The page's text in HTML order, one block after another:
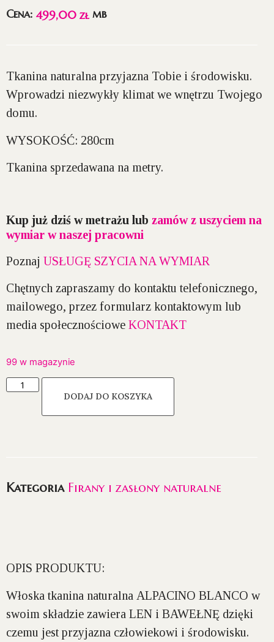
Cena: 499,00 zł mb
Tkanina naturalna przyjazna Tobie i środowisku.
Wprowadzi niezwykły klimat we wnętrzu Twojego
domu.
WYSOKOŚĆ: 280cm
Tkanina sprzedawana na metry.
Kup już dziś w metrażu lub zamów z uszyciem na
wymiar w naszej pracowni
Poznaj USŁUGĘ SZYCIA NA WYMIAR
Chętnych zapraszamy do kontaktu telefonicznego,
mailowego, przez formularz kontaktowym lub
media społecznościowe KONTAKT
99 w magazynie
DODAJ DO KOSZYKA
Kategoria Firany i zasłony naturalne
OPIS PRODUKTU:
Włoska tkanina naturalna ALPACINO BLANCO w
swoim składzie zawiera LEN i BAWEŁNĘ dzięki
czemu jest przyjazna człowiekowi i środowisku.